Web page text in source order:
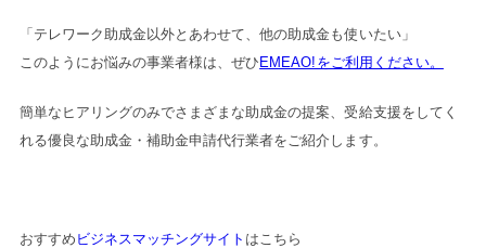
「テレワーク助成金以外とあわせて、他の助成金も使いたい」
このようにお悩みの事業者様は、ぜひ EMEAO!をご利用ください。
簡単なヒアリングのみでさまざまな助成金の提案、受給支援をしてく
れる優良な助成金・補助金申請代行業者をご紹介します。
おすすめ ビジネスマッチングサイト はこちら